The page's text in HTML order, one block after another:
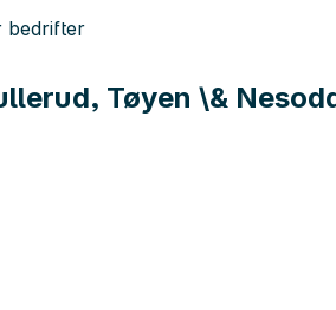
bedrifter
Tøyen \&